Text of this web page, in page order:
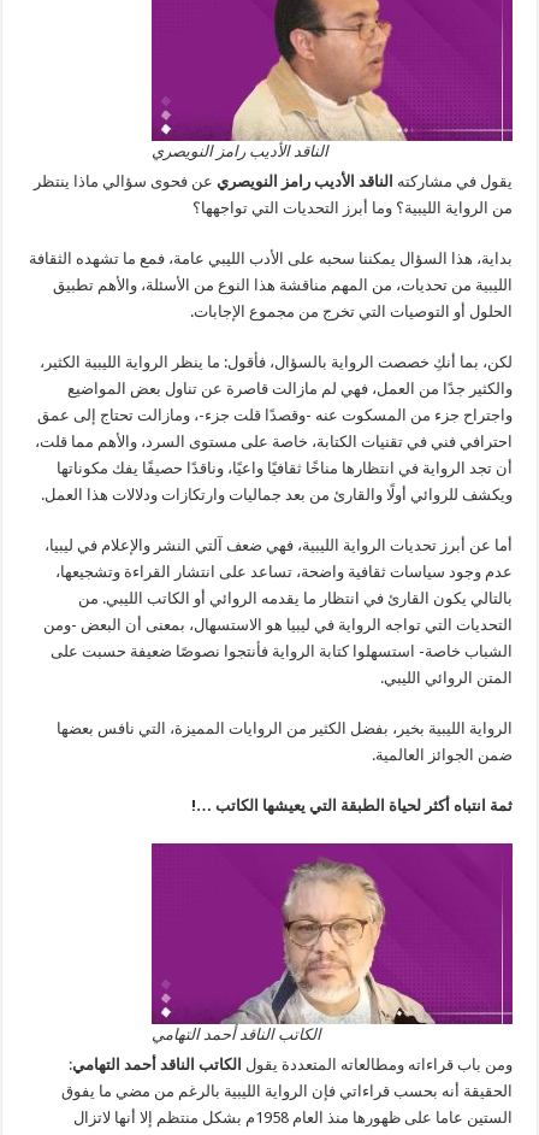
الناقد الأديب رامز النويصري
يقول في مشاركته الناقد الأديب رامز النويصري عن فحوى سؤالي ماذا ينتظر
من الرواية الليبية؟ وما أبرز التحديات التي تواجهها؟
بداية، هذا السؤال يمكننا سحبه على الأدب الليبي عامة، فمع ما تشهده الثقافة
الليبية من تحديات، من المهم مناقشة هذا النوع من الأسئلة، والأهم تطبيق
الحلول أو التوصيات التي تخرج من مجموع الإجابات.
لكن، بما أنكِ خصصت الرواية بالسؤال، فأقول: ما ينظر الرواية الليبية الكثير،
والكثير جدًا من العمل، فهي لم مازالت قاصرة عن تناول بعض المواضيع
واجتراح جزء من المسكوت عنه -وقصدًا قلت جزء-، ومازالت تحتاج إلى عمق
احترافي فني في تقنيات الكتابة، خاصة على مستوى السرد، والأهم مما قلت،
أن تجد الرواية في انتظارها مناخًا ثقافيًا واعيًا، وناقدًا حصيفًا يفك مكوناتها
ويكشف للروائي أولًا والقارئ من بعد جماليات وارتكازات ودلالات هذا العمل.
أما عن أبرز تحديات الرواية الليبية، فهي ضعف آلتي النشر والإعلام في ليبيا،
عدم وجود سياسات ثقافية واضحة، تساعد على انتشار القراءة وتشجيعها،
بالتالي يكون القارئ في انتظار ما يقدمه الروائي أو الكاتب الليبي. من
التحديات التي تواجه الرواية في ليبيا هو الاستسهال، بمعنى أن البعض -ومن
الشباب خاصة- استسهلوا كتابة الرواية فأنتجوا نصوصًا ضعيفة حسبت على
المتن الروائي الليبي.
الرواية الليبية بخير، بفضل الكثير من الروايات المميزة، التي نافس بعضها
ضمن الجوائز العالمية.
ثمة انتباه أكثر لحياة الطبقة التي يعيشها الكاتب …!
الكاتب الناقد أحمد التهامي
ومن باب قراءاته ومطالعاته المتعددة يقول الكاتب الناقد أحمد التهامي:
الحقيقة أنه بحسب قراءاتي فإن الرواية الليبية بالرغم من مضي ما يفوق
الستين عاما على ظهورها منذ العام 1958م بشكل منتظم إلا أنها لاتزال